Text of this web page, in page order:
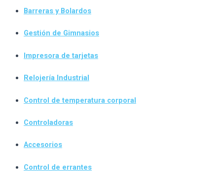
Barreras y Bolardos
Gestión de Gimnasios
Impresora de tarjetas
Relojería Industrial
Control de temperatura corporal
Controladoras
Accesorios
Control de errantes